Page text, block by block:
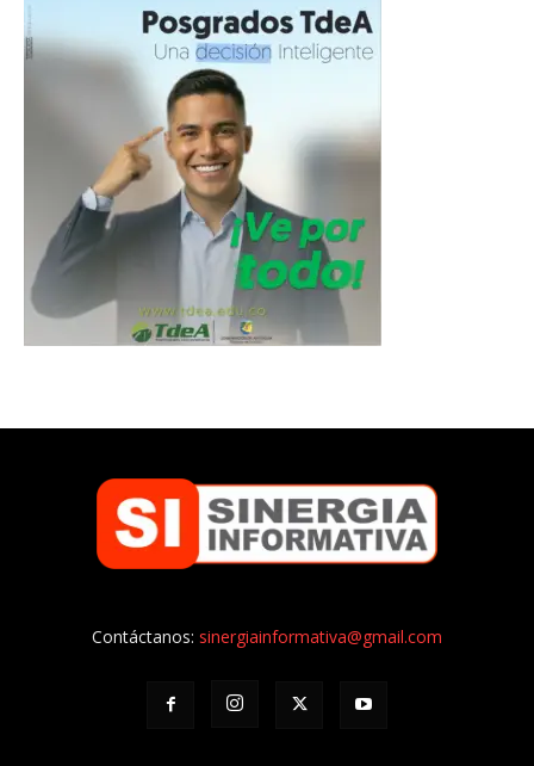
Contáctanos: sinergiainformativa@gmail.com